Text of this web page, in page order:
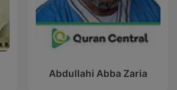
Abdullahi Abba Zaria